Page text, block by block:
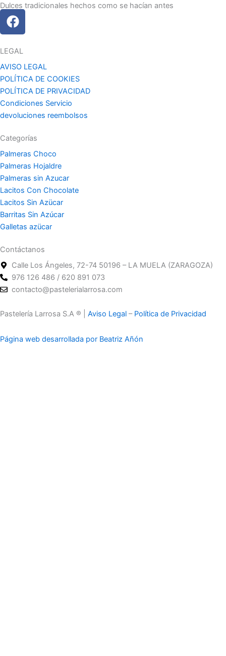
Dulces tradicionales hechos como se hacían antes
F
a
e
b
o
o
k
LEGAL
AVISO LEGAL
POLÍTICA DE COOKIES
POLÍTICA DE PRIVACIDAD
Condiciones Servicio
devoluciones reembolsos
Categorías
Palmeras Choco
Palmeras Hojaldre
Palmeras sin Azucar
Lacitos Con Chocolate
Lacitos Sin Azücar
Barritas Sin Azúcar
Galletas azücar
Contáctanos
Calle Los Ángeles, 72-74 50196 – LA MUELA (ZARAGOZA)
976 126 486 / 620 891 073
contacto@pastelerialarrosa.com
Pastelería Larrosa S.A ® | Aviso Legal – Política de Privacidad
Página web desarrollada por Beatriz Añón